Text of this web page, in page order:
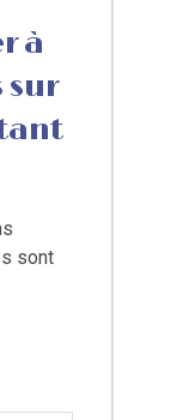
à
sur
sont